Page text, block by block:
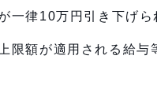
一律10万円引き下げら
限額が適用される給